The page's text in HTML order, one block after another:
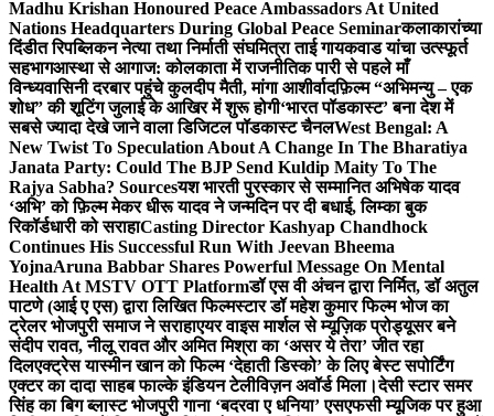
Madhu Krishan Honoured Peace Ambassadors At United
Nations Headquarters During Global Peace Seminarकलाकारांच्या
दिंडीत रिपब्लिकन नेत्या तथा निर्माती संघमित्रा ताई गायकवाड यांचा उत्स्फूर्त
सहभागआस्था से आगाज: कोलकाता में राजनीतिक पारी से पहले माँ
विन्ध्यवासिनी दरबार पहुंचे कुलदीप मैती, मांगा आशीर्वादफ़िल्म “अभिमन्यु – एक
शोध” की शूटिंग जुलाई के आखिर में शुरू होगी‘भारत पॉडकास्ट’ बना देश में
सबसे ज्यादा देखे जाने वाला डिजिटल पॉडकास्ट चैनलWest Bengal: A
New Twist To Speculation About A Change In The Bharatiya
Janata Party: Could The BJP Send Kuldip Maity To The
Rajya Sabha? Sourcesयश भारती पुरस्कार से सम्मानित अभिषेक यादव
‘अभि’ को फ़िल्म मेकर धीरू यादव ने जन्मदिन पर दी बधाई, लिम्का बुक
रिकॉर्डधारी को सराहाCasting Director Kashyap Chandhock
Continues His Successful Run With Jeevan Bheema
YojnaAruna Babbar Shares Powerful Message On Mental
Health At MSTV OTT Platformडॉ एस वी अंचन द्वारा निर्मित, डॉ अतुल
पाटणे (आई ए एस) द्वारा लिखित फिल्मस्टार डॉ महेश कुमार फिल्म भोज का
ट्रेलर भोजपुरी समाज ने सराहाएयर वाइस मार्शल से म्यूज़िक प्रोड्यूसर बने
संदीप रावत, नीलू रावत और अमित मिश्रा का ‘असर ये तेरा’ जीत रहा
दिलएक्ट्रेस यास्मीन खान को फिल्म ‘देहाती डिस्को’ के लिए बेस्ट सपोर्टिंग
एक्टर का दादा साहब फाल्के इंडियन टेलीविज़न अवॉर्ड मिला।देसी स्टार समर
सिंह का बिग ब्लास्ट भोजपुरी गाना ‘बदरवा ए धनिया’ एसएफसी म्यूजिक पर हुआ